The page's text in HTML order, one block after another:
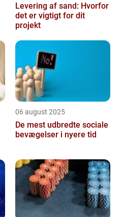
Levering af sand: Hvorfor
det er vigtigt for dit
projekt
06 august 2025
De mest udbredte sociale
bevægelser i nyere tid